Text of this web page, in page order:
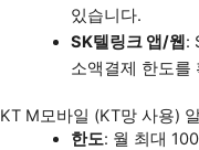
있습니다.
SK텔링크 앱/웹:
소액결제 한도를
KT M모바일 (KT망 사용)
한도: 월 최대